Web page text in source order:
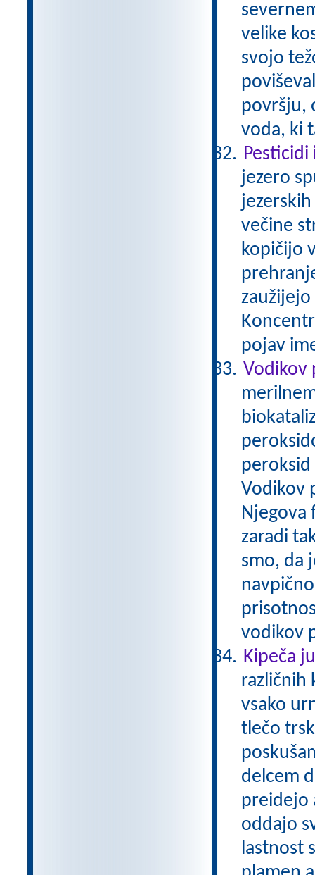
velike
svojo
površju,
voda, ki
Pesticidi
jezero
večine
kopičijo
pojav
Vodikov
peroksid
Vodikov
Njegova
zaradi
smo, da
vodikov
Kipeča
različnih
vsako
tlečo
delcem
preidejo
oddajo
lastnost